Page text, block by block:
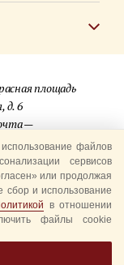
площадь
д. 6
—
башня»
файлов
сервисов
или продолжая
сбор и использование
в отношении
файлы cookie